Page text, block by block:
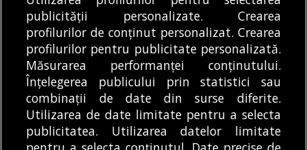
MODIFICĂ SETĂRILE COOKIES
© Copyright 2025 - Buletin de București.
Găzduit dePresslabs.com. Powered by TRS Design.
Despre
Noi
Media
Kit
Politică De
Confidențialitate
Cookie
Policy (EU)
Cookie
Policy
publicității personalizate. Crearea
profilurilor de conținut personalizat. Crearea
profilurilor pentru publicitate personalizată.
Măsurarea performanței conținutului.
Înțelegerea publicului prin statistici sau
combinații de date din surse diferite.
Utilizarea de date limitate pentru a selecta
publicitatea. Utilizarea datelor limitate